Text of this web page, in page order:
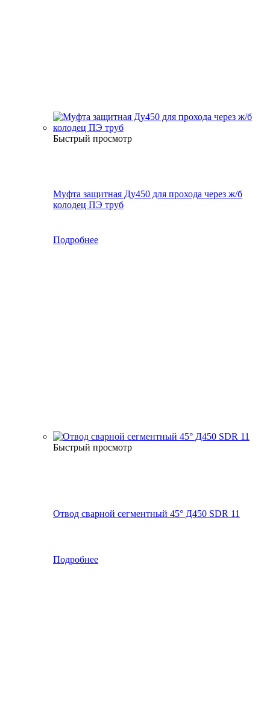
Быстрый просмотр
Муфта защитная Ду450 для прохода через ж/б
колодец ПЭ труб
Подробнее
Быстрый просмотр
Отвод сварной сегментный 45° Д450 SDR 11
Подробнее